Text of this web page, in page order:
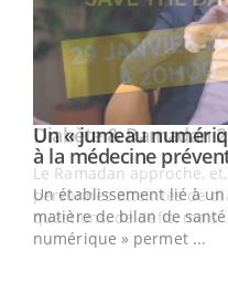
Youtube
Un « jumeau
à la médecine
Un établissement lié à
matière de bilan de
numérique » permet ...